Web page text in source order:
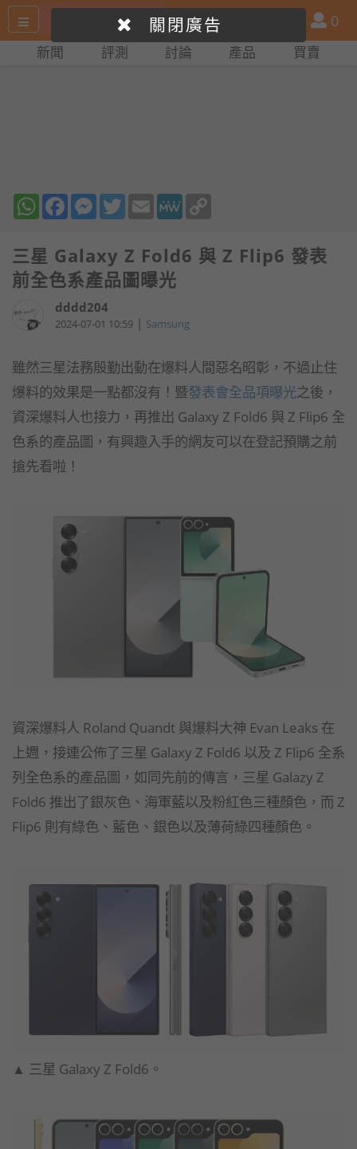
尋
產
品
比
會
員
0
新聞 評測 討論 產品 買賣
WhatsAppFacebookMessenger
TwitterEmail MeWe
三星 Galaxy Z Fold6 與 Z Flip6 發表
前全色系產品圖曝光
dddd204
2024-07-01 10:59 | Samsung
雖然三星法務殷勤出動在爆料人間惡名昭彰，不過止住
爆料的效果是一點都沒有！暨發表會全品項曝光之後，
資深爆料人也接力，再推出 Galaxy Z Fold6 與 Z Flip6 全
色系的產品圖，有興趣入手的網友可以在登記預購之前
搶先看啦！
資深爆料人 Roland Quandt 與爆料大神 Evan Leaks 在
上週，接連公佈了三星 Galaxy Z Fold6 以及 Z Flip6 全系
列全色系的產品圖，如同先前的傳言，三星 Galazy Z
Fold6 推出了銀灰色、海軍藍以及粉紅色三種顏色，而 Z
Flip6 則有綠色、藍色、銀色以及薄荷綠四種顏色。
關閉廣告
▲ 三星 Galaxy Z Fold6。